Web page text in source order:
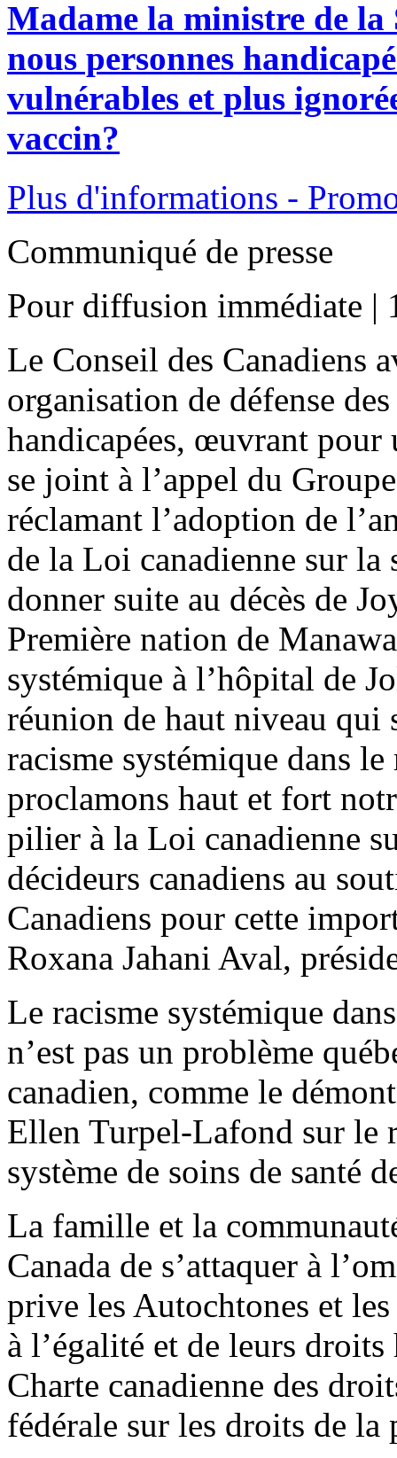
Madame la ministre de la
nous personnes
vulnérables et plus
vaccin?
Plus d'informations -
Communiqué de presse
Pour diffusion immédiate |
Le Conseil des Canadiens
organisation de défense
handicapées, œuvrant pour
se joint à l’appel du
réclamant l’adoption de
de la Loi canadienne sur la
donner suite au décès de
Première nation de
systémique à l’hôpital de
réunion de haut niveau qui
racisme systémique dans le
proclamons haut et fort
pilier à la Loi canadienne
décideurs canadiens au
Canadiens pour cette
Roxana Jahani Aval,
Le racisme systémique
n’est pas un problème
canadien, comme le
Ellen Turpel-Lafond sur le
système de soins de santé
La famille et la
Canada de s’attaquer à
prive les Autochtones et
à l’égalité et de leurs
Charte canadienne des
fédérale sur les droits de la